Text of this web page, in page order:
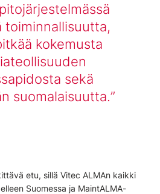
toiminnallisuutta,
kokemusta
sekä
suomalaisuutta.
etu, sillä Vitec ALMAn kaikki
Suomessa ja MaintALMA-